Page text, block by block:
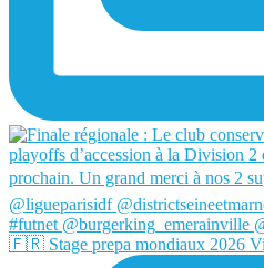
🇫🇷 Stage prepa mondiaux 2026